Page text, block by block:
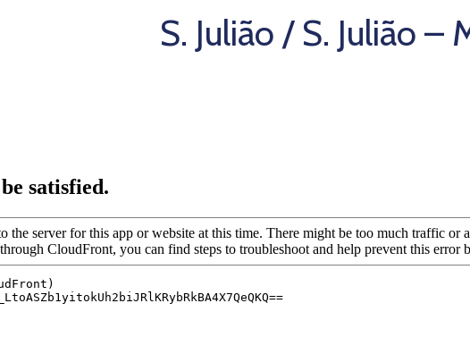
S. Julião / S. Julião –